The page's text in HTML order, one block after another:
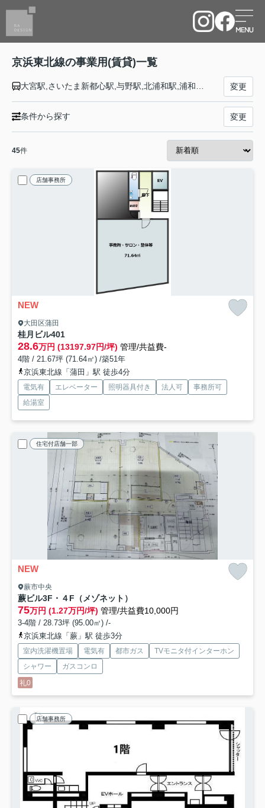
京浜東北線の事業用(賃貸)一覧
変更
条件から探す 変更
45件
店舗事務所
NEW
大田区蒲田
桂月ビル401
28.6万円 (13197.97円/坪) 管理/共益費-
4階 / 21.67坪 (71.64㎡) /築51年
京浜東北線「蒲田」駅 徒歩4分
電気有 エレベーター 照明器具付き 法人可
事務所可
給湯室
住宅付店舗一部
NEW
蕨市中央
蕨ビル3F・４F（メゾネット）
75万円 (1.27万円/坪) 管理/共益費10,000円
3-4階 / 28.73坪 (95.00㎡) /-
京浜東北線「蕨」駅 徒歩3分
室内洗濯機置場 電気有 都市ガス
TVモニタ付インターホン
シャワー
ガスコンロ
礼0
店舗事務所